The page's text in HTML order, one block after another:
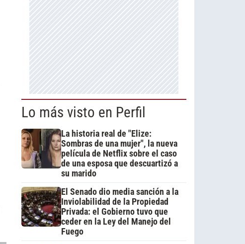
Lo más visto en Perfil
La historia real de "Elize:
Sombras de una mujer", la nueva
película de Netflix sobre el caso
de una esposa que descuartizó a
su marido
El Senado dio media sanción a la
Inviolabilidad de la Propiedad
Privada: el Gobierno tuvo que
ceder en la Ley del Manejo del
Fuego